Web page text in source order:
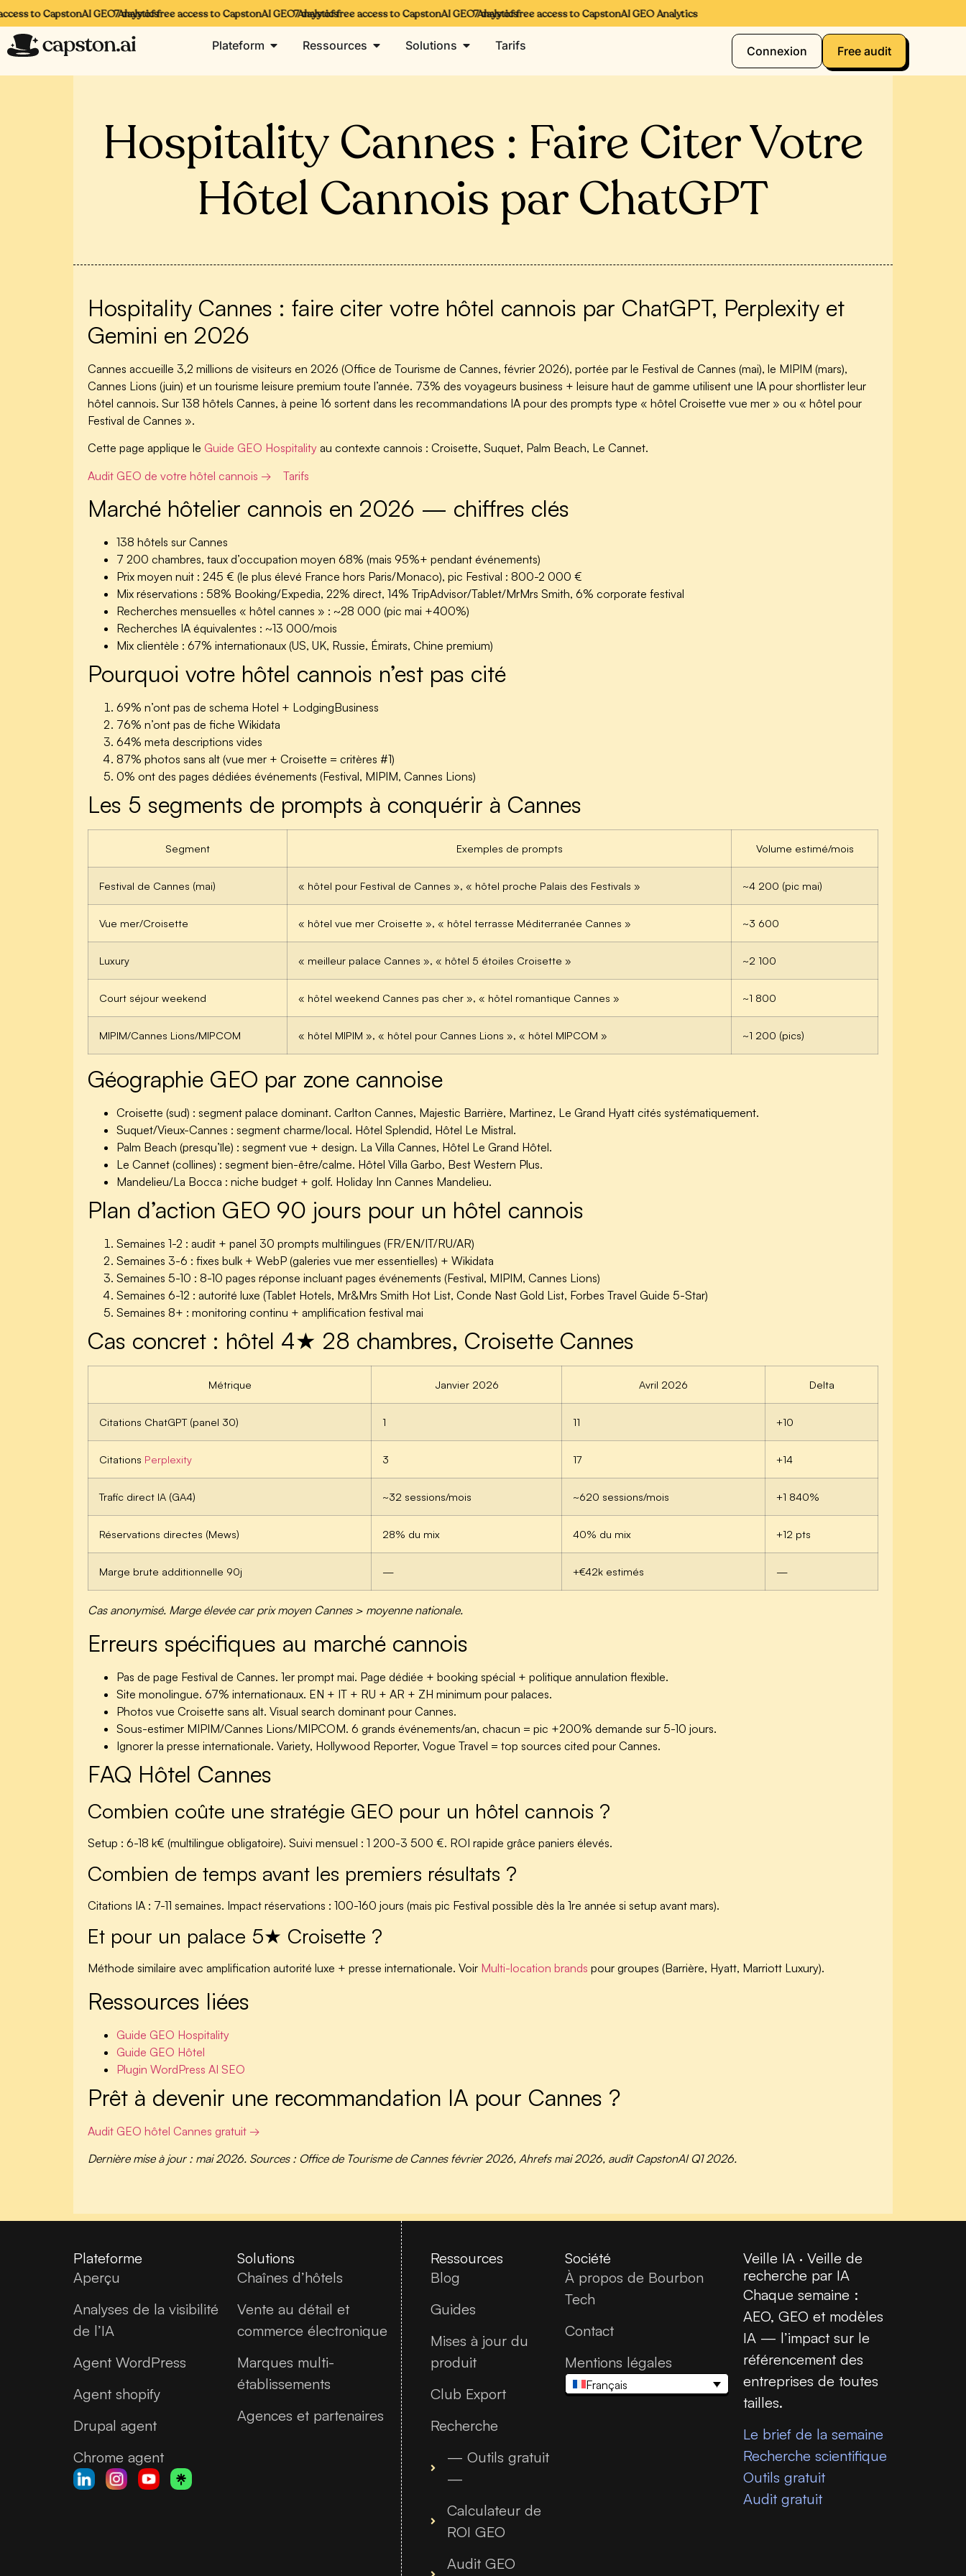
to CapstonAI GEO Analytics7 days of free access to CapstonAI GEO Analytics7 days of free access to CapstonAI GEO Analytics7 days of free access to CapstonAI GEO Analytics
Plateform Ressources Solutions Tarifs Connexion Free audit
Hospitality Cannes : Faire Citer Votre
Hôtel Cannois par ChatGPT
Hospitality Cannes : faire citer votre hôtel cannois par ChatGPT, Perplexity et
Gemini en 2026
Cannes accueille 3,2 millions de visiteurs en 2026 (Office de Tourisme de Cannes, février 2026), portée par le Festival de Cannes (mai), le MIPIM (mars),
Cannes Lions (juin) et un tourisme leisure premium toute l’année. 73% des voyageurs business + leisure haut de gamme utilisent une IA pour shortlister leur
hôtel cannois. Sur 138 hôtels Cannes, à peine 16 sortent dans les recommandations IA pour des prompts type « hôtel Croisette vue mer » ou « hôtel pour
Festival de Cannes ».
Cette page applique le Guide GEO Hospitality au contexte cannois : Croisette, Suquet, Palm Beach, Le Cannet.
Audit GEO de votre hôtel cannois →
Tarifs
Marché hôtelier cannois en 2026 — chiffres clés
138 hôtels sur Cannes
7 200 chambres, taux d’occupation moyen 68% (mais 95%+ pendant événements)
Prix moyen nuit : 245 € (le plus élevé France hors Paris/Monaco), pic Festival : 800-2 000 €
Mix réservations : 58% Booking/Expedia, 22% direct, 14% TripAdvisor/Tablet/MrMrs Smith, 6% corporate festival
Recherches mensuelles « hôtel cannes » : ~28 000 (pic mai +400%)
Recherches IA équivalentes : ~13 000/mois
Mix clientèle : 67% internationaux (US, UK, Russie, Émirats, Chine premium)
Pourquoi votre hôtel cannois n’est pas cité
69% n’ont pas de schema Hotel + LodgingBusiness
76% n’ont pas de fiche Wikidata
64% meta descriptions vides
87% photos sans alt (vue mer + Croisette = critères #1)
0% ont des pages dédiées événements (Festival, MIPIM, Cannes Lions)
Les 5 segments de prompts à conquérir à Cannes
Segment Exemples de prompts Volume estimé/mois
Festival de Cannes (mai) « hôtel pour Festival de Cannes », « hôtel proche Palais des Festivals » ~4 200 (pic mai)
Vue mer/Croisette « hôtel vue mer Croisette », « hôtel terrasse Méditerranée Cannes » ~3 600
Luxury « meilleur palace Cannes », « hôtel 5 étoiles Croisette » ~2 100
Court séjour weekend « hôtel weekend Cannes pas cher », « hôtel romantique Cannes » ~1 800
MIPIM/Cannes Lions/MIPCOM « hôtel MIPIM », « hôtel pour Cannes Lions », « hôtel MIPCOM » ~1 200 (pics)
Géographie GEO par zone cannoise
Croisette (sud) : segment palace dominant. Carlton Cannes, Majestic Barrière, Martinez, Le Grand Hyatt cités systématiquement.
Suquet/Vieux-Cannes : segment charme/local. Hôtel Splendid, Hôtel Le Mistral.
Palm Beach (presqu’île) : segment vue + design. La Villa Cannes, Hôtel Le Grand Hôtel.
Le Cannet (collines) : segment bien-être/calme. Hôtel Villa Garbo, Best Western Plus.
Mandelieu/La Bocca : niche budget + golf. Holiday Inn Cannes Mandelieu.
Plan d’action GEO 90 jours pour un hôtel cannois
Semaines 1-2 : audit + panel 30 prompts multilingues (FR/EN/IT/RU/AR)
Semaines 3-6 : fixes bulk + WebP (galeries vue mer essentielles) + Wikidata
Semaines 5-10 : 8-10 pages réponse incluant pages événements (Festival, MIPIM, Cannes Lions)
Semaines 6-12 : autorité luxe (Tablet Hotels, Mr&Mrs Smith Hot List, Conde Nast Gold List, Forbes Travel Guide 5-Star)
Semaines 8+ : monitoring continu + amplification festival mai
Cas concret : hôtel 4★ 28 chambres, Croisette Cannes
Métrique Janvier 2026 Avril 2026 Delta
Citations ChatGPT (panel 30) 1 11 +10
Citations Perplexity 3 17 +14
Trafic direct IA (GA4) ~32 sessions/mois ~620 sessions/mois +1 840%
Réservations directes (Mews) 28% du mix 40% du mix +12 pts
Marge brute additionnelle 90j — +€42k estimés —
Cas anonymisé. Marge élevée car prix moyen Cannes > moyenne nationale.
Erreurs spécifiques au marché cannois
Pas de page Festival de Cannes. 1er prompt mai. Page dédiée + booking spécial + politique annulation flexible.
Site monolingue. 67% internationaux. EN + IT + RU + AR + ZH minimum pour palaces.
Photos vue Croisette sans alt. Visual search dominant pour Cannes.
Sous-estimer MIPIM/Cannes Lions/MIPCOM. 6 grands événements/an, chacun = pic +200% demande sur 5-10 jours.
Ignorer la presse internationale. Variety, Hollywood Reporter, Vogue Travel = top sources cited pour Cannes.
FAQ Hôtel Cannes
Combien coûte une stratégie GEO pour un hôtel cannois ?
Setup : 6-18 k€ (multilingue obligatoire). Suivi mensuel : 1 200-3 500 €. ROI rapide grâce paniers élevés.
Combien de temps avant les premiers résultats ?
Citations IA : 7-11 semaines. Impact réservations : 100-160 jours (mais pic Festival possible dès la 1re année si setup avant mars).
Et pour un palace 5★ Croisette ?
Méthode similaire avec amplification autorité luxe + presse internationale. Voir Multi-location brands pour groupes (Barrière, Hyatt, Marriott Luxury).
Ressources liées
Guide GEO Hospitality
Guide GEO Hôtel
Plugin WordPress AI SEO
Prêt à devenir une recommandation IA pour Cannes ?
Audit GEO hôtel Cannes gratuit →
Dernière mise à jour : mai 2026. Sources : Office de Tourisme de Cannes février 2026, Ahrefs mai 2026, audit CapstonAI Q1 2026.
Plateforme
Aperçu
Analyses de la visibilité
de l’IA
Agent WordPress
Agent shopify
Drupal agent
Chrome agent
Solutions
Chaînes d’hôtels
Vente au détail et
commerce électronique
Marques multi-
établissements
Agences et partenaires
Ressources
Blog
Guides
Mises à jour du
produit
Club Export
Recherche
— Outils gratuit
—
Calculateur de
ROI GEO
Audit GEO
Société
À propos de Bourbon
Tech
Contact
Mentions légales
Français
Veille IA · Veille de
recherche par IA
Chaque semaine :
AEO, GEO et modèles
IA — l’impact sur le
référencement des
entreprises de toutes
tailles.
Le brief de la semaine
Recherche scientifique
Outils gratuit
Audit gratuit